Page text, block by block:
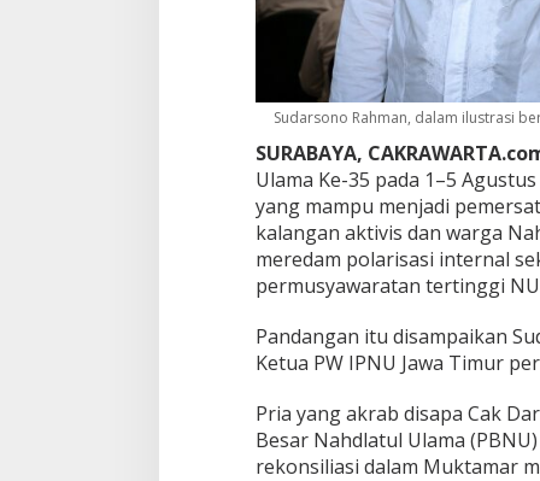
r
P
e
m
e
r
a
t
u
M
n
g
a
t
T
e
n
Sudarsono Rahman, dalam ilustrasi
SURABAYA,
Ulama Ke-35 pada 1–5
yang mampu menjadi
kalangan aktivis dan warga
meredam polarisasi internal
permusyawaratan tertinggi
Pandangan itu disampaikan
Ketua PW IPNU Jawa Timur
Pria yang akrab disapa Cak
Besar Nahdlatul Ulama
rekonsiliasi dalam Muktamar